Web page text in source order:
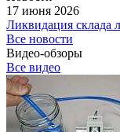
17 июня 2026
Ликвидация склада
Все новости
Видео-обзоры
Все видео